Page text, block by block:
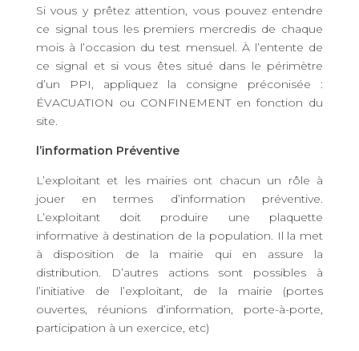
Si vous y prêtez attention, vous pouvez entendre
ce signal tous les premiers mercredis de chaque
mois à l’occasion du test mensuel. À l’entente de
ce signal et si vous êtes situé dans le périmètre
d’un PPI, appliquez la consigne préconisée :
ÉVACUATION ou CONFINEMENT en fonction du
site.
l’information Préventive
L’exploitant et les mairies ont chacun un rôle à
jouer en termes d’information préventive.
L’exploitant doit produire une plaquette
informative à destination de la population. Il la met
à disposition de la mairie qui en assure la
distribution. D’autres actions sont possibles à
l’initiative de l’exploitant, de la mairie (portes
ouvertes, réunions d’information, porte-à-porte,
participation à un exercice, etc)